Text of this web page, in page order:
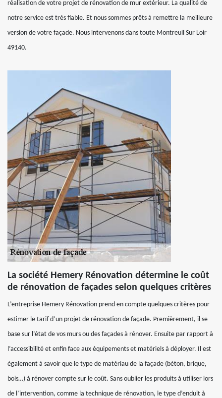
réalisation de votre projet de rénovation de mur extérieur. La qualité de
notre service est très fiable. Et nous sommes prêts à remettre la meilleure
version de votre façade. Nous intervenons dans toute Montreuil Sur Loir
49140.
La société Hemery Rénovation détermine le coût
de rénovation de façades selon quelques critères
L’entreprise Hemery Rénovation prend en compte quelques critères pour
estimer le tarif d’un projet de rénovation de façade. Premièrement, il se
base sur l’état de vos murs ou des façades à rénover. Ensuite par rapport à
l’accessibilité et enfin face aux équipements et matériels à déployer. Il est
également à savoir que le type de matériau de la façade (béton, brique,
bois…) à rénover compte sur le coût. Sans oublier les produits à utiliser lors
de l’intervention, comme la technique de rénovation, le type d’enduit à